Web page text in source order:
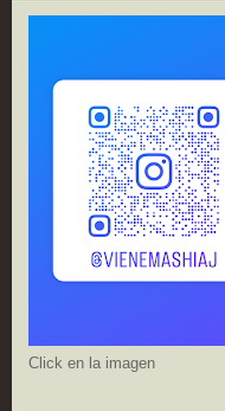
Click en la imagen